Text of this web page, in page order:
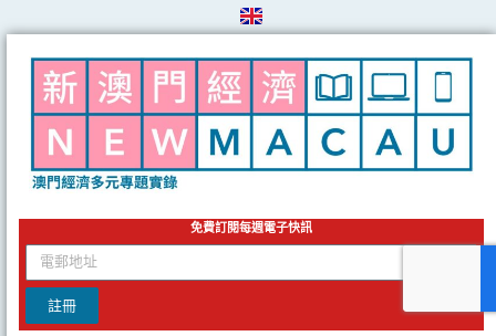
to
content
免費訂閱每週電子快訊
email
註冊